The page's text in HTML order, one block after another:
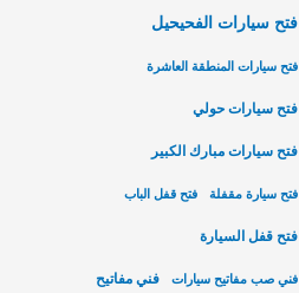
فتح سيارات الفحيحيل
فتح سيارات المنطقة العاشرة
فتح سيارات حولي
فتح سيارات مبارك الكبير
فتح سيارة مقفلة فتح قفل الباب
فتح قفل السيارة
فني صب مفاتيح سيارات فني مفاتيح